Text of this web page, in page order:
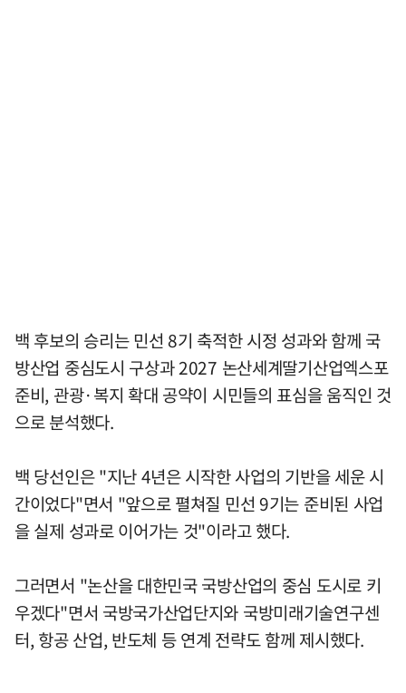
백 후보의 승리는 민선 8기 축적한 시정 성과와 함께 국
방산업 중심도시 구상과 2027 논산세계딸기산업엑스포
준비, 관광·복지 확대 공약이 시민들의 표심을 움직인 것
으로 분석했다.
백 당선인은 "지난 4년은 시작한 사업의 기반을 세운 시
간이었다"면서 "앞으로 펼쳐질 민선 9기는 준비된 사업
을 실제 성과로 이어가는 것"이라고 했다.
그러면서 "논산을 대한민국 국방산업의 중심 도시로 키
우겠다"면서 국방국가산업단지와 국방미래기술연구센
터, 항공 산업, 반도체 등 연계 전략도 함께 제시했다.